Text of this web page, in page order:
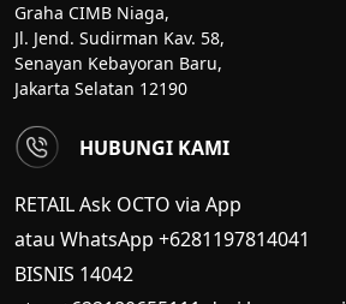
Graha CIMB Niaga,
Jl. Jend. Sudirman Kav. 58,
Senayan Kebayoran Baru,
Jakarta Selatan 12190
HUBUNGI KAMI
RETAIL Ask OCTO via App
atau WhatsApp +6281197814041
BISNIS 14042